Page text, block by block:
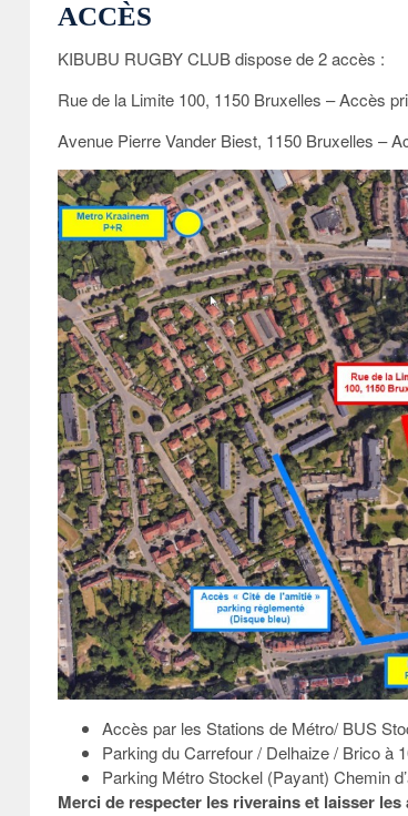
ACCÈS
KIBUBU RUGBY CLUB dispose de 2 accès :
Rue de la Limite 100, 1150 Bruxelles – Accès
Avenue Pierre Vander Biest, 1150 Bruxelles –
Accès par les Stations de Métro/ BUS
Parking du Carrefour / Delhaize / Brico à
Parking Métro Stockel (Payant) Chemin
Merci de respecter les riverains et laisser